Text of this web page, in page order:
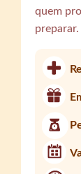
quem
preparar.